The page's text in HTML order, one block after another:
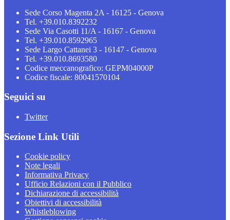
Sede Corso Magenta 2A - 16125 - Genova
Tel. +39.010.8392232
Sede Via Casotti 11/A - 16167 - Genova
Tel. +39.010.8592965
Sede Largo Cattanei 3 - 16147 - Genova
Tel. +39.010.8693580
Codice meccanografico: GEPM04000P
Codice fiscale: 80041570104
Seguici su
Twitter
Sezione Link Utili
Cookie policy
Note legali
Informativa Privacy
Ufficio Relazioni con il Pubblico
Dichiarazione di accessibilità
Obiettivi di accessibilità
Whistleblowing